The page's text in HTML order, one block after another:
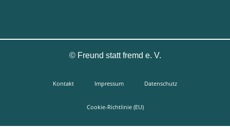
©Freund statt fremd e. V.
Kontakt Impressum Datenschutz
Cookie-Richtlinie (EU)